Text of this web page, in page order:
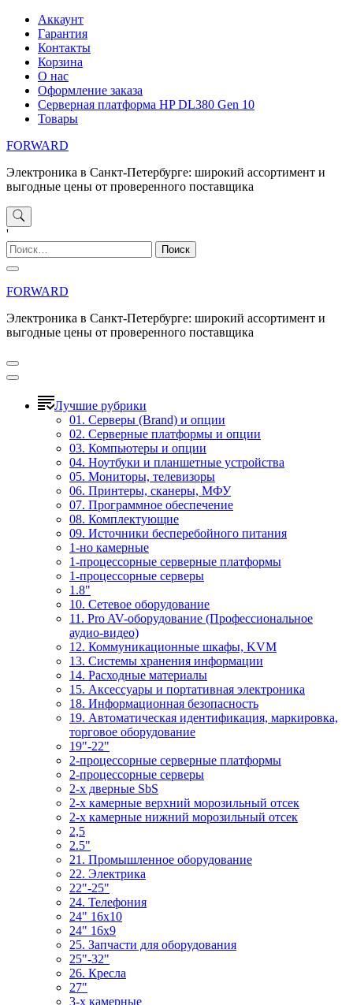
Перейти
содержимому
Аккаунт
Гарантия
Контакты
Корзина
О нас
Оформление заказа
Серверная платформа HP DL380 Gen 10
Товары
FORWARD
Электроника в Санкт-Петербурге: широкий ассортимент и
выгодные цены от проверенного поставщика
'
Найти:
FORWARD
Электроника в Санкт-Петербурге: широкий ассортимент и
выгодные цены от проверенного поставщика
Лучшие рубрики
01. Серверы (Brand) и опции
02. Серверные платформы и опции
03. Компьютеры и опции
04. Ноутбуки и планшетные устройства
05. Мониторы, телевизоры
06. Принтеры, сканеры, МФУ
07. Программное обеспечение
08. Комплектующие
09. Источники бесперебойного питания
1-но камерные
1-процессорные серверные платформы
1-процессорные серверы
1.8"
10. Сетевое оборудование
11. Pro AV-оборудование (Профессиональное
аудио-видео)
12. Коммуникационные шкафы, KVM
13. Системы хранения информации
14. Расходные материалы
15. Аксессуары и портативная электроника
18. Информационная безопасность
19. Автоматическая идентификация, маркировка,
торговое оборудование
19"-22"
2-процессорные серверные платформы
2-процессорные серверы
2-х дверные SbS
2-х камерные верхний морозильный отсек
2-х камерные нижний морозильный отсек
2,5
2.5"
21. Промышленное оборудование
22. Электрика
22"-25"
24. Телефония
24" 16x10
24" 16x9
25. Запчасти для оборудования
25"-32"
26. Кресла
27"
3-x камерные